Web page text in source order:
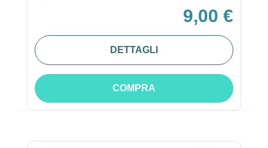
9,00 €
DETTAGLI
COMPRA